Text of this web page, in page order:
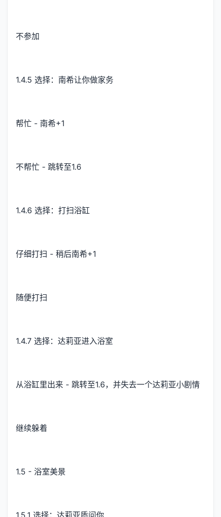
不参加
1.4.5 选择：南希让你做家务
帮忙 - 南希+1
不帮忙 - 跳转至1.6
1.4.6 选择：打扫浴缸
仔细打扫 - 稍后南希+1
随便打扫
1.4.7 选择：达莉亚进入浴室
从浴缸里出来 - 跳转至1.6，并失去一个达莉亚小剧情
继续躲着
1.5 - 浴室美景
1.5.1 选择：达莉亚质问你